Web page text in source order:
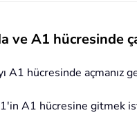
A1 hücresinde
A1 hücresinde
A1 hücresine gitmek